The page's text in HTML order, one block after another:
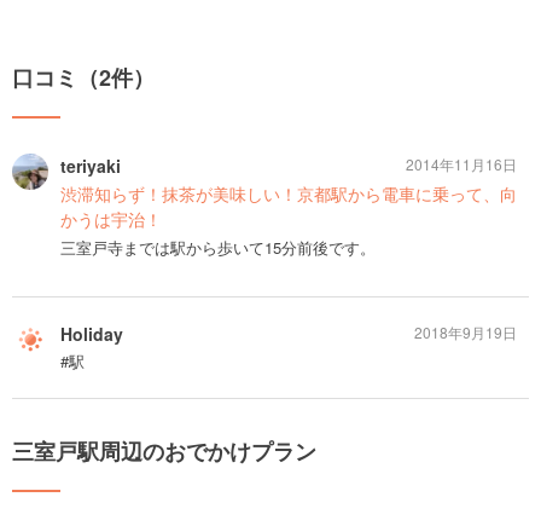
口コミ（2件）
teriyaki
渋滞知らず！抹茶が美味しい！京都駅から電車に乗って、向
かうは宇治！
三室戸寺までは駅から歩いて15分前後です。
2014年11月16日
Holiday
#駅
2018年9月19日
三室戸駅周辺のおでかけプラン